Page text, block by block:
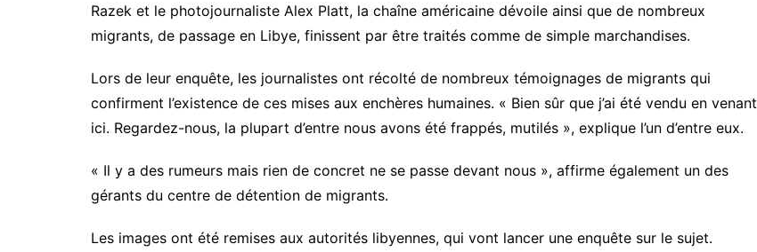
Razek et le photojournaliste Alex Platt, la chaîne américaine dévoile ainsi que de nombreux
migrants, de passage en Libye, finissent par être traités comme de simple marchandises.
Lors de leur enquête, les journalistes ont récolté de nombreux témoignages de migrants qui
confirment l’existence de ces mises aux enchères humaines. « Bien sûr que j’ai été vendu en venant
ici. Regardez-nous, la plupart d’entre nous avons été frappés, mutilés », explique l’un d’entre eux.
« Il y a des rumeurs mais rien de concret ne se passe devant nous », affirme également un des
gérants du centre de détention de migrants.
Les images ont été remises aux autorités libyennes, qui vont lancer une enquête sur le sujet.